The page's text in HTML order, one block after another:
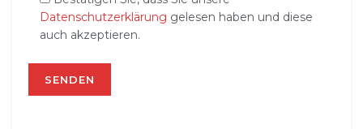
Datenschutzerklärung gelesen haben und diese
auch akzeptieren.